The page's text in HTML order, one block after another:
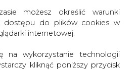
możesz określić warunki
dostępu do plików cookies w
internetowej.
na wykorzystanie technologii
kliknąć poniższy przycisk
poinformował, że we wtorek
automatyki spółki "wykryły
+Przyjaźń+ na jednej z dwóch
nie są na razie znane przyczyny
że druga nitka ropociągu